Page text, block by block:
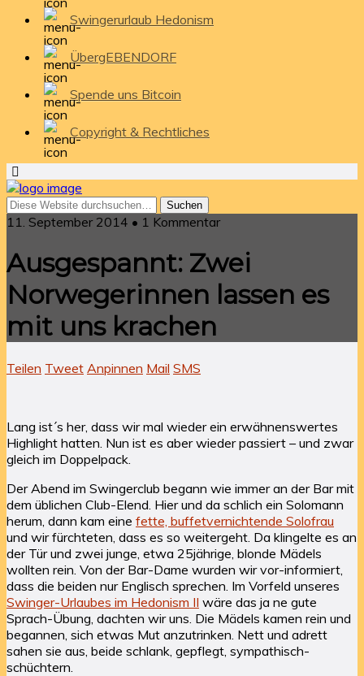
Swingerurlaub Hedonism
ÜbergEBENDORF
Spende uns Bitcoin
Copyright & Rechtliches
11. September 2014 • 1 Kommentar
Ausgespannt: Zwei
Norwegerinnen lassen es
mit uns krachen
Teilen Tweet Anpinnen Mail SMS
Lang ist´s her, dass wir mal wieder ein erwähnenswertes
Highlight hatten. Nun ist es aber wieder passiert – und zwar
gleich im Doppelpack.
Der Abend im Swingerclub begann wie immer an der Bar mit
dem üblichen Club-Elend. Hier und da schlich ein Solomann
herum, dann kam eine fette, buffetvernichtende Solofrau
und wir fürchteten, dass es so weitergeht. Da klingelte es an
der Tür und zwei junge, etwa 25jährige, blonde Mädels
wollten rein. Von der Bar-Dame wurden wir vor-informiert,
dass die beiden nur Englisch sprechen. Im Vorfeld unseres
Swinger-Urlaubes im Hedonism II wäre das ja ne gute
Sprach-Übung, dachten wir uns. Die Mädels kamen rein und
begannen, sich etwas Mut anzutrinken. Nett und adrett
sahen sie aus, beide schlank, gepflegt, sympathisch-
schüchtern.